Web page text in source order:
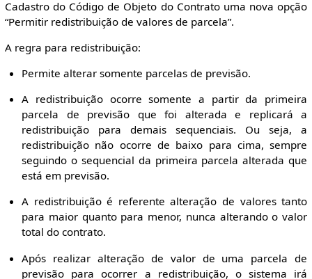
Cadastro do Código de Objeto do Contrato uma nova opção
“Permitir redistribuição de valores de parcela”.
A regra para redistribuição:
Permite alterar somente parcelas de previsão.
A redistribuição ocorre somente a partir da primeira
parcela de previsão que foi alterada e replicará a
redistribuição para demais sequenciais. Ou seja, a
redistribuição não ocorre de baixo para cima, sempre
seguindo o sequencial da primeira parcela alterada que
está em previsão.
A redistribuição é referente alteração de valores tanto
para maior quanto para menor, nunca alterando o valor
total do contrato.
Após realizar alteração de valor de uma parcela de
previsão para ocorrer a redistribuição, o sistema irá